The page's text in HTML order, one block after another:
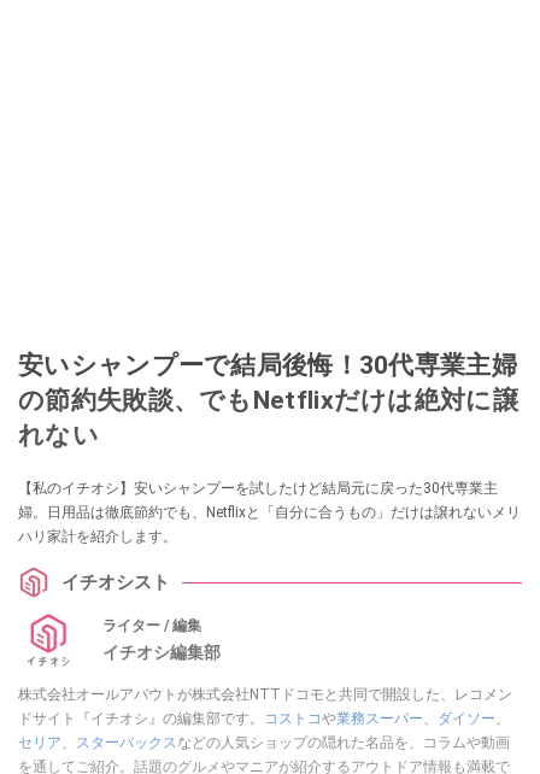
安いシャンプーで結局後悔！30代専業主婦
の節約失敗談、でもNetflixだけは絶対に譲
れない
【私のイチオシ】安いシャンプーを試したけど結局元に戻った30代専業主
婦。日用品は徹底節約でも、Netflixと「自分に合うもの」だけは譲れないメリ
ハリ家計を紹介します。
イチオシスト
ライター / 編集
イチオシ編集部
株式会社オールアバウトが株式会社NTTドコモと共同で開設した、レコメン
ドサイト『イチオシ』の編集部です。
コストコや業務スーパー、 ダイソー、
セリア、 スターバックスなどの人気ショップの隠れた名品を、コラムや動画
を通してご紹介。話題のグルメやマニアが紹介するアウトドア情報も満載で